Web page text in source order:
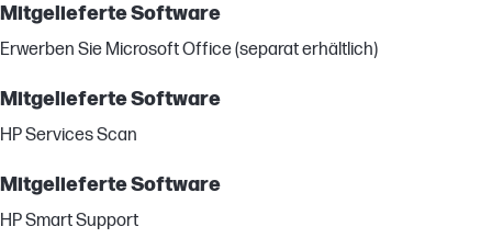
Mitgelieferte Software
Erwerben Sie Microsoft Office (separat erhältlich)
Mitgelieferte Software
HP Services Scan
Mitgelieferte Software
HP Smart Support